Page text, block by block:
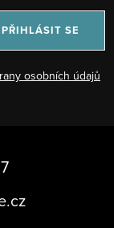
osobních údajů
PŘIHLÁSIT SE